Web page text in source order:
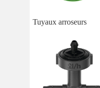
Tuyaux arroseurs